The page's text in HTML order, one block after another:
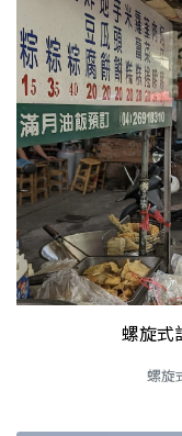
螺旋式
螺旋